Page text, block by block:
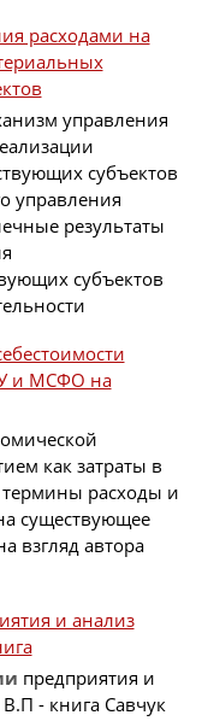
расходами на
управления
субъектов
управления
результаты
субъектов
и МСФО на
как затраты в
расходы и
существующее
взгляд автора
и анализ
предприятия и
- книга Савчук